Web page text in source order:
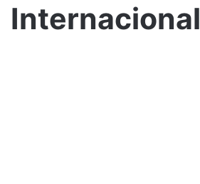
Internacional